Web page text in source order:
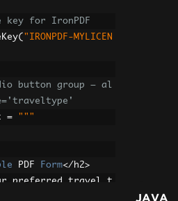
for IronPDF
( "IRONPDF-MYLICEN
button group — al
=
"""
PDF Form</ h2>
preferred travel t
JAVA